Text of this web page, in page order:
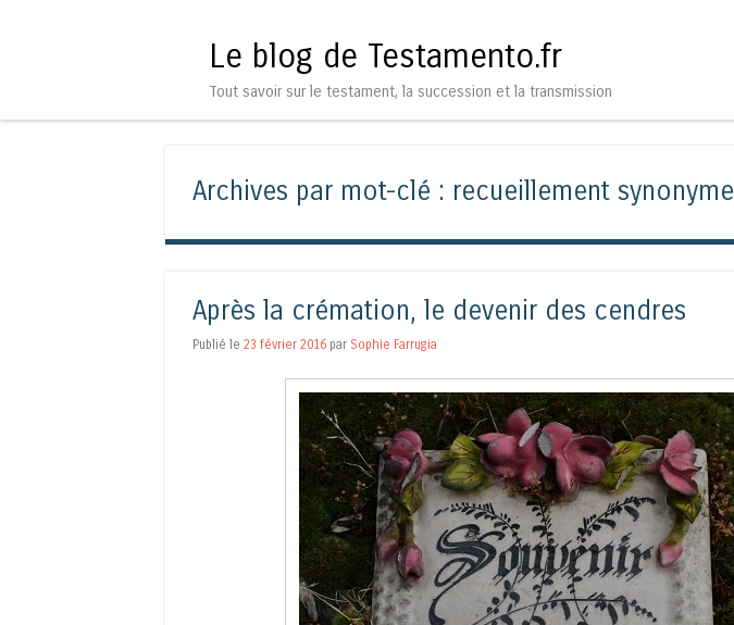
Le blog de Testamento.fr
Tout savoir sur le testament, la succession et la transmission
Archives par mot-clé : recueillement synonyme
Après la crémation, le devenir des cendres
Publié le 23 février 2016 par Sophie Farrugia